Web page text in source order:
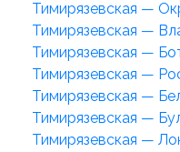
Тимирязевская —
Тимирязевская —
Тимирязевская —
Тимирязевская —
Тимирязевская —
Тимирязевская —
Тимирязевская —